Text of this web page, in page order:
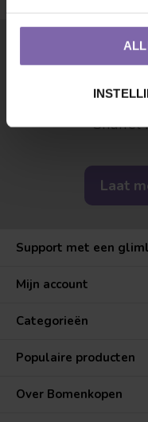
Door de
Snuffel
Laat
Support met een
Mijn account
Categorieën
Populaire producten
Over Bomenkopen
Treurvorm